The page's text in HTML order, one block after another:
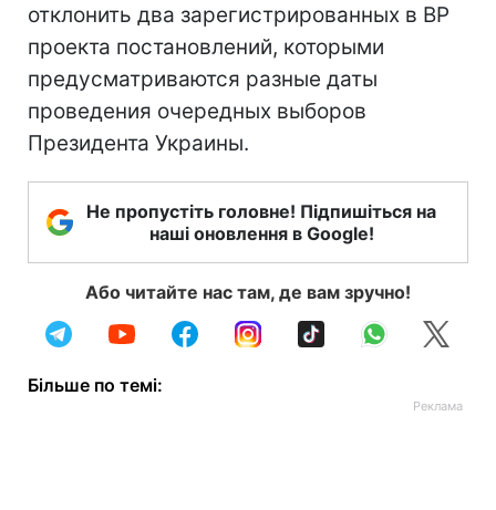
отклонить два зарегистрированных в ВР
проекта постановлений, которыми
предусматриваются разные даты
проведения очередных выборов
Президента Украины.
Не пропустіть головне! Підпишіться на
наші оновлення в Google!
Або читайте нас там, де вам зручно!
Більше по темі: